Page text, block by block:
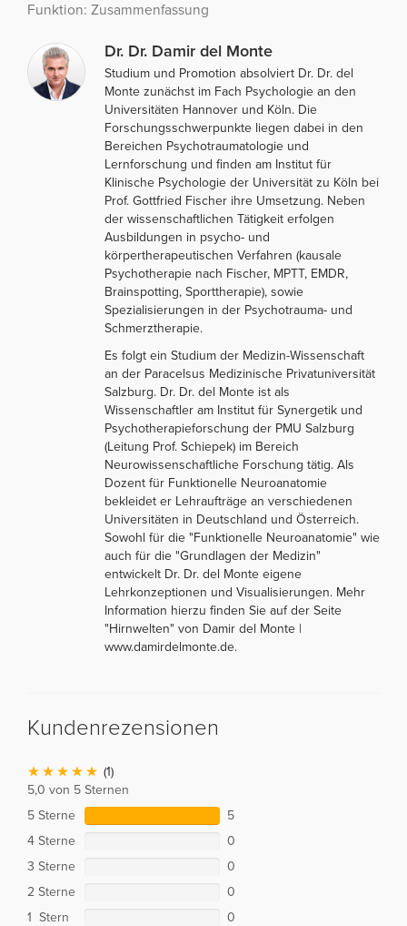
Funktion: Zusammenfassung
Dr. Dr. Damir del Monte
Studium und Promotion absolviert Dr. Dr. del
Monte zunächst im Fach Psychologie an den
Universitäten Hannover und Köln. Die
Forschungsschwerpunkte liegen dabei in den
Bereichen Psychotraumatologie und
Lernforschung und finden am Institut für
Klinische Psychologie der Universität zu Köln bei
Prof. Gottfried Fischer ihre Umsetzung. Neben
der wissenschaftlichen Tätigkeit erfolgen
Ausbildungen in psycho- und
körpertherapeutischen Verfahren (kausale
Psychotherapie nach Fischer, MPTT, EMDR,
Brainspotting, Sporttherapie), sowie
Spezialisierungen in der Psychotrauma- und
Schmerztherapie.
Es folgt ein Studium der Medizin-Wissenschaft
an der Paracelsus Medizinische Privatuniversität
Salzburg. Dr. Dr. del Monte ist als
Wissenschaftler am Institut für Synergetik und
Psychotherapieforschung der PMU Salzburg
(Leitung Prof. Schiepek) im Bereich
Neurowissenschaftliche Forschung tätig. Als
Dozent für Funktionelle Neuroanatomie
bekleidet er Lehraufträge an verschiedenen
Universitäten in Deutschland und Österreich.
Sowohl für die "Funktionelle Neuroanatomie" wie
auch für die "Grundlagen der Medizin"
entwickelt Dr. Dr. del Monte eigene
Lehrkonzeptionen und Visualisierungen. Mehr
Information hierzu finden Sie auf der Seite
"Hirnwelten" von Damir del Monte |
www.damirdelmonte.de.
Kundenrezensionen
(1)
5,0 von 5 Sternen
5 Sterne
5
4 Sterne
0
3 Sterne
0
2 Sterne
0
1 Stern
0